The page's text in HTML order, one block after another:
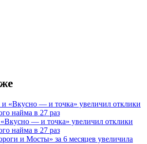
— и точка» увеличил отклики
найма в 27 раз